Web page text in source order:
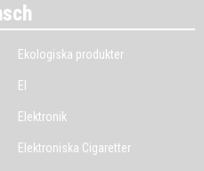
Ekologiska produkter
El
Elektronik
Elektroniska Cigaretter